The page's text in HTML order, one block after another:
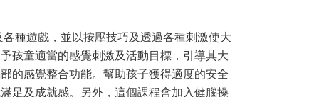
種遊戲，並以按壓技巧及透過各種刺激使大
孩童適當的感覺刺激及活動目標，引導其大
的感覺整合功能。幫助孩子獲得適度的安全
足及成就感。另外，這個課程會加入健腦操